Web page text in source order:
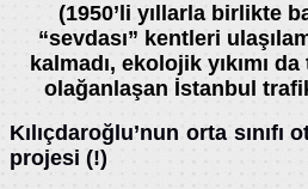
(1950’li yıllarla birlikte
“sevdası” kentleri
kalmadı, ekolojik yıkımı
olağanlaşan İstanbul trafik
Kılıçdaroğlu’nun orta
projesi (!)